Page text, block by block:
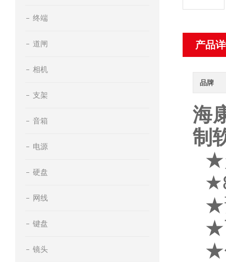
终端
道闸
相机
支架
音箱
电源
硬盘
网线
键盘
镜头
产品
品牌
海
制
★
★
★
★
★